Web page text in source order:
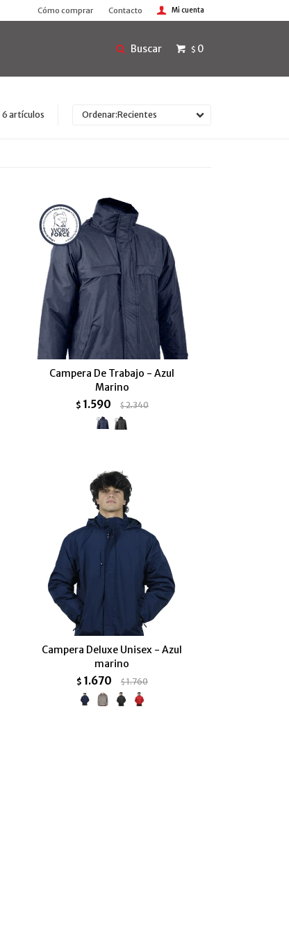
$ 0
Cómo comprar Contacto
6 artículos Recientes
Campera De Trabajo - Azul
Marino
$ 1.590 $2.340
Campera Deluxe Unisex - Azul
marino
$ 1.670 $1.760